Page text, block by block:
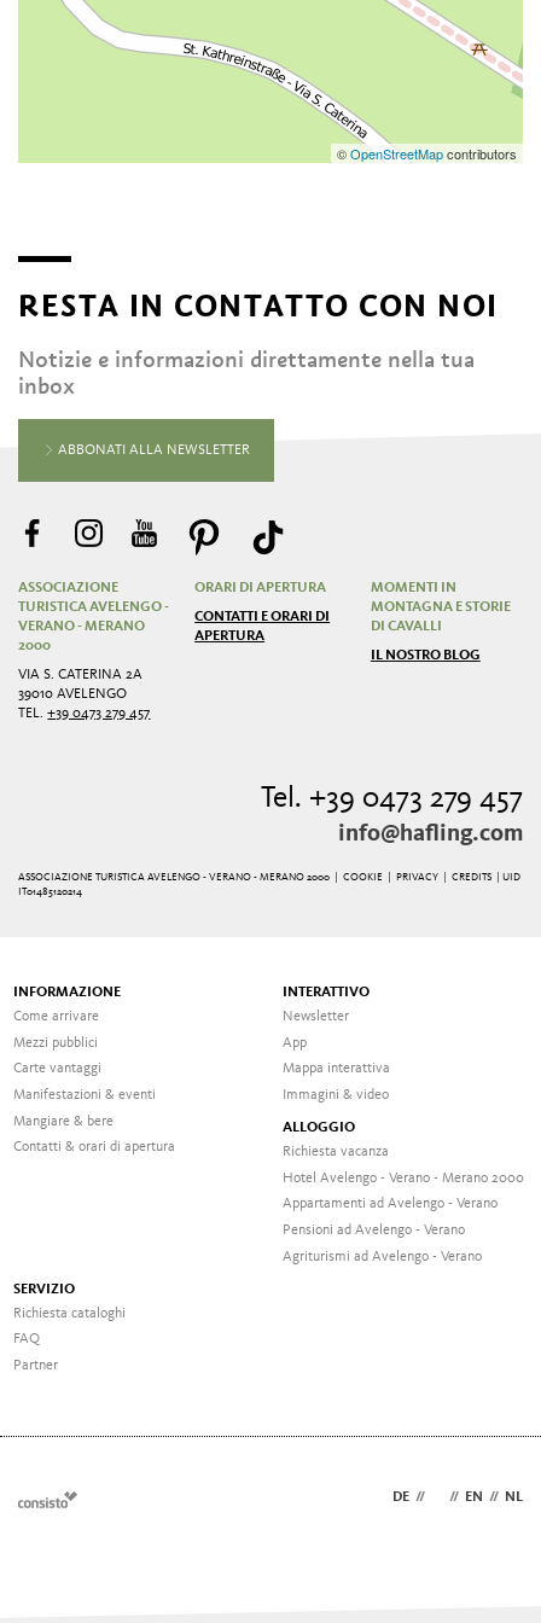
©OpenStreetMapcontributors
RESTA IN CONTATTO CON NOI
Notizie e informazioni direttamente nella tua
inbox
ABBONATI ALLA NEWSLETTER
ASSOCIAZIONE
TURISTICA AVELENGO -
VERANO - MERANO
2000
VIA S. CATERINA 2A
39010 AVELENGO
TEL.+39 0473 279 457
ORARI DI APERTURA
CONTATTI E ORARI DI
APERTURA
MOMENTI IN
MONTAGNA E STORIE
DI CAVALLI
IL NOSTRO BLOG
Tel. +39 0473 279 457
info@hafling.com
ASSOCIAZIONE TURISTICA AVELENGO - VERANO - MERANO 2000 | COOKIE PRIVACY |CREDITS
| UID
IT01485120214
INFORMAZIONE
Come arrivare
Mezzi pubblici
Carte vantaggi
Manifestazioni & eventi
Mangiare & bere
Contatti & orari di apertura
INTERATTIVO
Newsletter
App
Mappa interattiva
Immagini & video
ALLOGGIO
Richiesta vacanza
Hotel Avelengo - Verano - Merano 2000
Appartamenti ad Avelengo - Verano
Pensioni ad Avelengo - Verano
Agriturismi ad Avelengo - Verano
SERVIZIO
Richiesta cataloghi
FAQ
Partner
DE // // EN // NL